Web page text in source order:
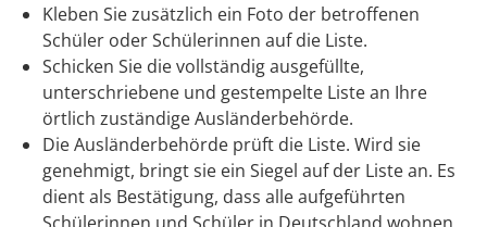
Kleben Sie zusätzlich ein Foto der betroffenen
Schüler oder Schülerinnen auf die Liste.
Schicken Sie die vollständig ausgefüllte,
unterschriebene und gestempelte Liste an Ihre
örtlich zuständige Ausländerbehörde.
Die Ausländerbehörde prüft die Liste. Wird sie
genehmigt, bringt sie ein Siegel auf der Liste an. Es
dient als Bestätigung, dass alle aufgeführten